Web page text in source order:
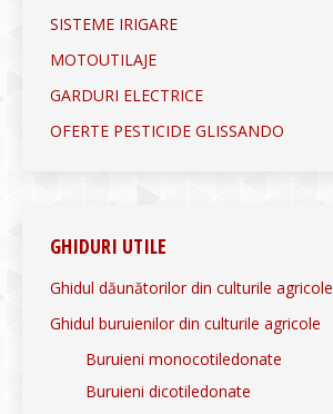
SISTEME IRIGARE
MOTOUTILAJE
GARDURI ELECTRICE
OFERTE PESTICIDE GLISSANDO
GHIDURI UTILE
Ghidul dăunătorilor din culturile agricole
Ghidul buruienilor din culturile agricole
Buruieni monocotiledonate
Buruieni dicotiledonate